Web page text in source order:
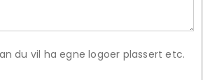
du vil ha egne logoer plassert etc.